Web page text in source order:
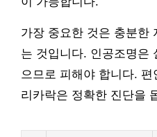
가장 중요한 것은 충분한
는 것입니다. 인공조명은
으므로 피해야 합니다.
리카락은 정확한 진단을